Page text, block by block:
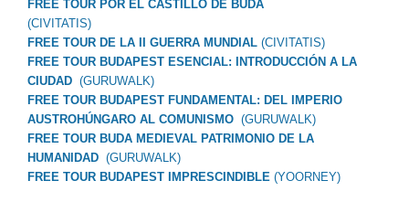
FREE TOUR POR EL CASTILLO DE BUDA
(CIVITATIS)
FREE TOUR DE LA II GUERRA MUNDIAL (CIVITATIS)
FREE TOUR BUDAPEST ESENCIAL: INTRODUCCIÓN A LA
CIUDAD (GURUWALK)
FREE TOUR BUDAPEST FUNDAMENTAL: DEL IMPERIO
AUSTROHÚNGARO AL COMUNISMO (GURUWALK)
FREE TOUR BUDA MEDIEVAL PATRIMONIO DE LA
HUMANIDAD (GURUWALK)
FREE TOUR BUDAPEST IMPRESCINDIBLE (YOORNEY)